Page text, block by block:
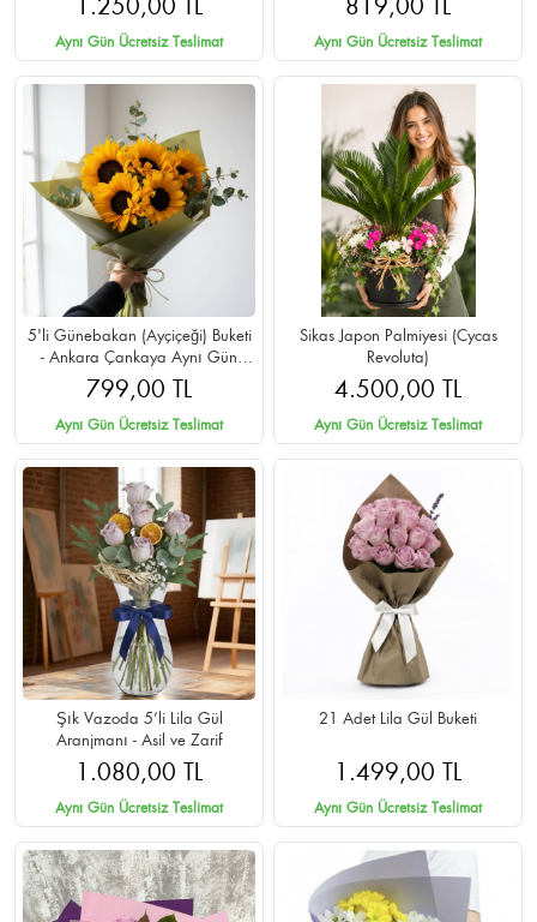
1.250,00 TL
Aynı Gün Ücretsiz Teslimat
819,00 TL
Aynı Gün Ücretsiz Teslimat
5'li Günebakan (Ayçiçeği) Buketi
- Ankara Çankaya Aynı Gün
Teslimat
799,00 TL
Aynı Gün Ücretsiz Teslimat
Sikas Japon Palmiyesi (Cycas
Revoluta)
4.500,00 TL
Aynı Gün Ücretsiz Teslimat
Şık Vazoda 5’li Lila Gül
Aranjmanı - Asil ve Zarif
1.080,00 TL
Aynı Gün Ücretsiz Teslimat
21 Adet Lila Gül Buketi
1.499,00 TL
Aynı Gün Ücretsiz Teslimat